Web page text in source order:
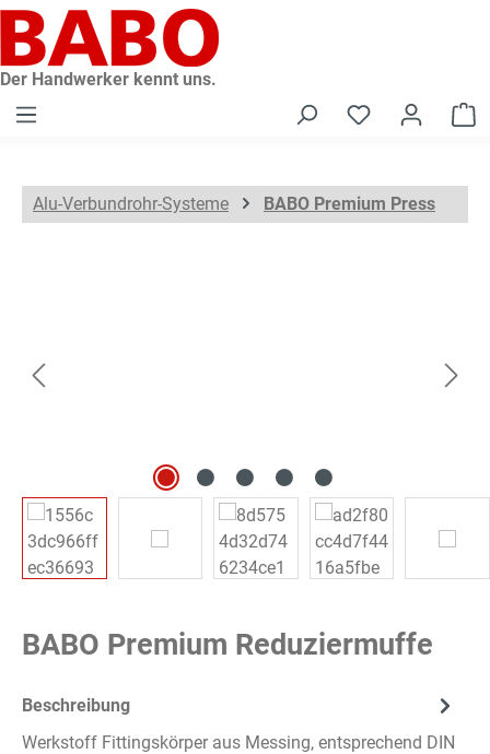
springen
Der Handwerker kennt uns.
Alu-Verbundrohr-Systeme BABO Premium Press
BABO Premium Reduziermuffe
Beschreibung
Werkstoff Fittingskörper aus Messing, entsprechend DIN